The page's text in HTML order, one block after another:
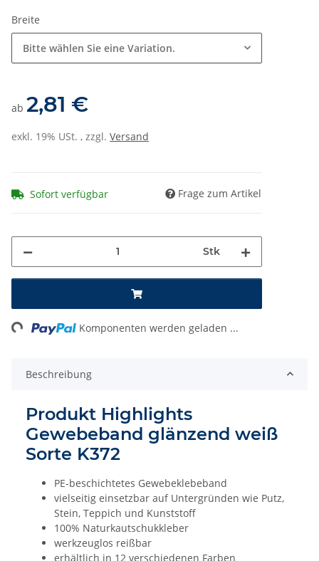
Breite
Bitte wählen Sie eine Variation.
ab 2,81 €
exkl. 19% USt. , zzgl. Versand
Sofort verfügbar Frage zum Artikel
Stk
Loading... Komponenten werden geladen ...
Beschreibung
Produkt Highlights
Gewebeband glänzend weiß
Sorte K372
PE-beschichtetes Gewebeklebeband
vielseitig einsetzbar auf Untergründen wie Putz,
Stein, Teppich und Kunststoff
100% Naturkautschukkleber
werkzeuglos reißbar
erhältlich in 12 verschiedenen Farben